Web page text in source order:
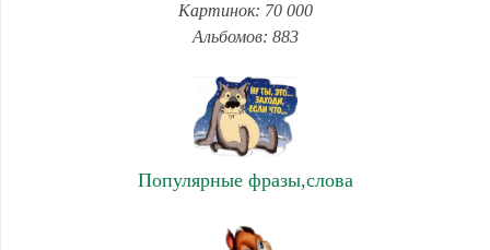
Картинок: 70 000
Альбомов: 883
Популярные фразы,слова